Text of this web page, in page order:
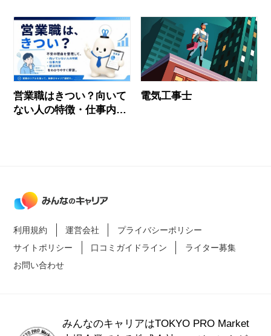
営業職はきつい？向いて
ない人の特徴・仕事内
電気工事士
利用規約 運営会社
プライバシーポリシー
サイトポリシー
口コミガイドライン
ライター募集
お問い合わせ
みんなのキャリアはTOKYO PRO Market